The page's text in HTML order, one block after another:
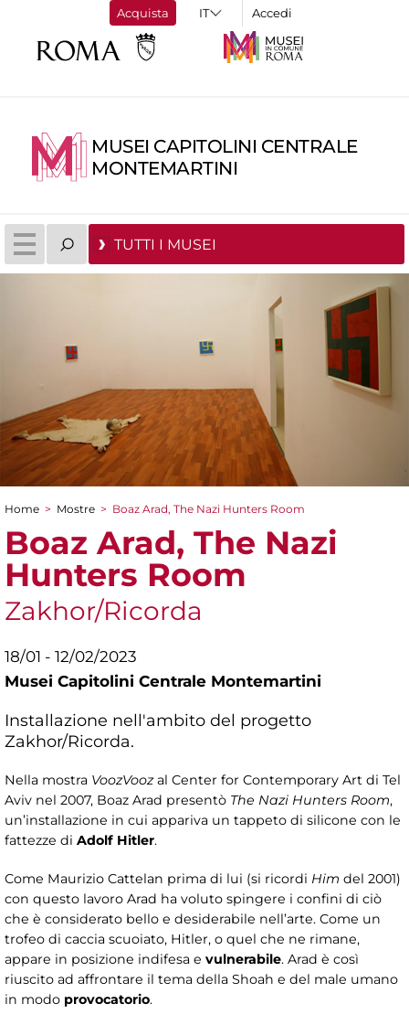
Acquista Accedi
MUSEI CAPITOLINI CENTRALE
MONTEMARTINI
TUTTI I MUSEI
Tu sei qui
Home > Mostre > Boaz Arad, The Nazi Hunters Room
Boaz Arad, The Nazi
Hunters Room
Zakhor/Ricorda
18/01 - 12/02/2023
Musei Capitolini Centrale Montemartini
Installazione nell'ambito del progetto
Zakhor/Ricorda.
Nella mostra VoozVoozal Center for Contemporary Art di Tel
Aviv nel 2007, Boaz Arad presentò The Nazi Hunters Room,
un’installazione in cui appariva un tappeto di silicone con le
fattezze di Adolf Hitler.
Come Maurizio Cattelan prima di lui (si ricordi Him del 2001)
con questo lavoro Arad ha voluto spingere i confini di ciò
che è considerato bello e desiderabile nell’arte. Come un
trofeo di caccia scuoiato, Hitler, o quel che ne rimane,
appare in posizione indifesa e vulnerabile. Arad è così
riuscito ad affrontare il tema della Shoah e del male umano
in modo provocatorio.